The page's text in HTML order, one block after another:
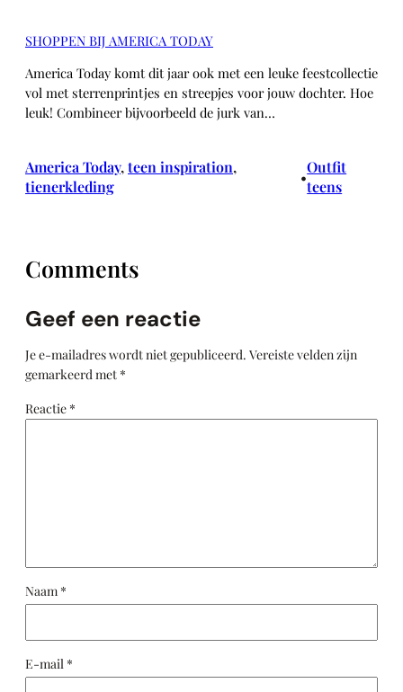
SHOPPEN BIJ AMERICA TODAY
America Today komt dit jaar ook met een leuke feestcollectie
vol met sterrenprintjes en streepjes voor jouw dochter. Hoe
leuk! Combineer bijvoorbeeld de jurk van…
America Today, teen inspiration
tienerkleding
•
Outfit
teens
Comments
Geef een reactie
Je e-mailadres wordt niet gepubliceerd. Vereiste velden zijn
gemarkeerd met *
Reactie *
Naam *
E-mail *